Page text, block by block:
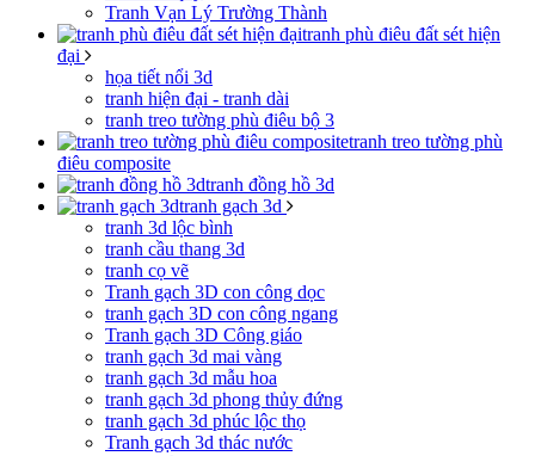
Tranh Vạn Lý Trường Thành
tranh phù điêu đất sét hiện
đại
họa tiết nổi 3d
tranh hiện đại - tranh dài
tranh treo tường phù điêu bộ 3
tranh treo tường phù
điêu composite
tranh đồng hồ 3d
tranh gạch 3d
tranh 3d lộc bình
tranh cầu thang 3d
tranh cọ vẽ
Tranh gạch 3D con công dọc
tranh gạch 3D con công ngang
Tranh gạch 3D Công giáo
tranh gạch 3d mai vàng
tranh gạch 3d mẫu hoa
tranh gạch 3d phong thủy đứng
tranh gạch 3d phúc lộc thọ
Tranh gạch 3d thác nước